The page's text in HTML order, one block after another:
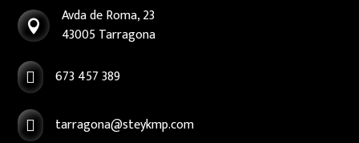

Avda de Roma, 23
43005 Tarragona
 673 457 389
 tarragona@steykmp.com